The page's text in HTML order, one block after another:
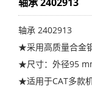
轴承 2402913
★采用高质量合金
★尺寸：外径95
★适用于CAT多款